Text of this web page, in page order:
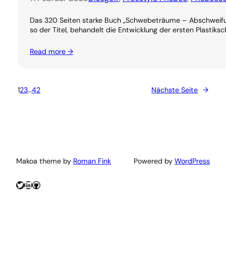
Das 320 Seiten starke Buch „Schwebeträume –
so der Titel, behandelt die Entwicklung der ersten
Read more →
123…42 Nächste Seite →
Makoa theme by Roman Fink Powered by WordPress
Twitter
LinkedIn
GitHub